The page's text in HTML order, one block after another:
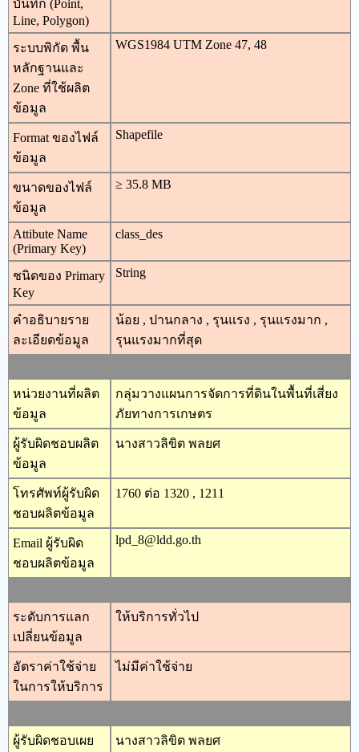
บันทึก (Point,
Line, Polygon)
ระบบพิกัด พื้น
หลักฐานและ
Zone ที่ใช้ผลิต
ข้อมูล
WGS1984 UTM Zone 47, 48
Format ของไฟล์
ข้อมูล
Shapefile
ขนาดของไฟล์
ข้อมูล
≥ 35.8 MB
Attibute Name
(Primary Key)
class_des
ชนิดของ Primary
Key
String
คำอธิบายราย
ละเอียดข้อมูล
น้อย , ปานกลาง , รุนแรง , รุนแรงมาก ,
รุนแรงมากที่สุด
หน่วยงานที่ผลิต
ข้อมูล
กลุ่มวางแผนการจัดการที่ดินในพื้นที่เสี่ยง
ภัยทางการเกษตร
ผู้รับผิดชอบผลิต
ข้อมูล
นางสาวลิขิต พลยศ
โทรศัพท์ผู้รับผิด
ชอบผลิตข้อมูล
1760 ต่อ 1320 , 1211
Email ผู้รับผิด
ชอบผลิตข้อมูล
lpd_8@ldd.go.th
ระดับการแลก
เปลี่ยนข้อมูล
ให้บริการทั่วไป
อัตราค่าใช้จ่าย
ในการให้บริการ
ไม่มีค่าใช้จ่าย
ผู้รับผิดชอบเผย นางสาวลิขิต พลยศ